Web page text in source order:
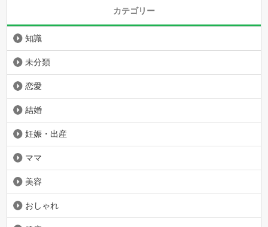
カテゴリー
知識
未分類
恋愛
結婚
妊娠・出産
ママ
美容
おしゃれ